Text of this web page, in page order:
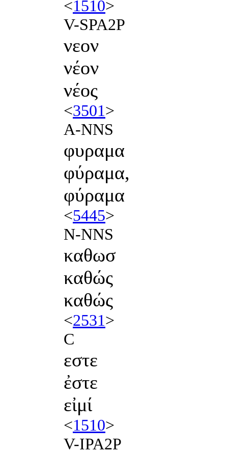
<1510>
V-SPA2P
νεον
νέον
νέος
<3501>
A-NNS
φυραμα
φύραμα,
φύραμα
<5445>
N-NNS
καθωσ
καθώς
καθώς
<2531>
C
εστε
ἐστε
εἰμί
<1510>
V-IPA2P